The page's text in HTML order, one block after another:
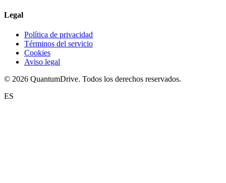
Legal
Política de privacidad
Términos del servicio
Cookies
Aviso legal
© 2026 QuantumDrive. Todos los derechos reservados.
ES